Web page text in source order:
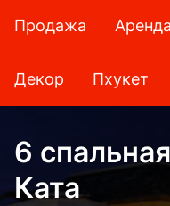
Продажа Аренда
Декор Пхукет
6
Ката